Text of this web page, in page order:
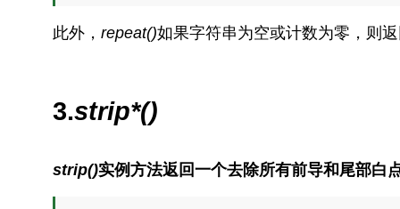
此外， repeat()如果字符串为空或计数为零，则
3.strip*()
strip()实例方法返回一个去除所有前导和尾部白